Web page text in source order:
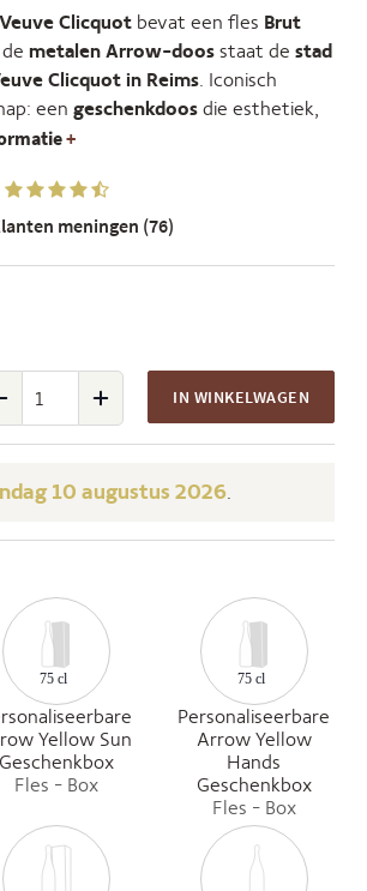
Clicquot bevat een fles Brut
metalen Arrow-doos staat de stad
Clicquot in Reims. Iconisch
een geschenkdoos die esthetiek,
+
meningen (76)
IN WINKELWAGEN
10 augustus 2026.
75 cl
Yellow Sun
Geschenkbox
Fles - Box
75 cl
Personaliseerbare
Arrow Yellow
Hands
Geschenkbox
Fles - Box